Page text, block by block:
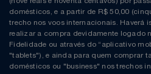
domésticos, e a partir de R$ 50,00
trecho nos voos internacionais. Haverá
realizar a compra devidamente logado
Fidelidade ou através do “aplicativo
"tablets"), e ainda para quem comprar
domésticos ou "business" nos trechos